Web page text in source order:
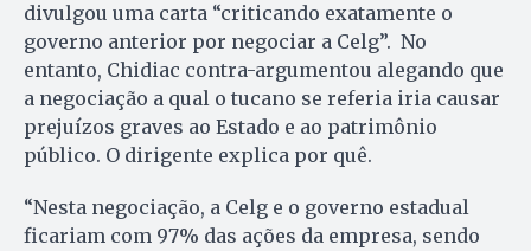
divulgou uma carta “criticando exatamente o
governo anterior por negociar a Celg”. No
entanto, Chidiac contra-argumentou alegando que
a negociação a qual o tucano se referia iria causar
prejuízos graves ao Estado e ao patrimônio
público. O dirigente explica por quê.
“Nesta negociação, a Celg e o governo estadual
ficariam com 97% das ações da empresa, sendo